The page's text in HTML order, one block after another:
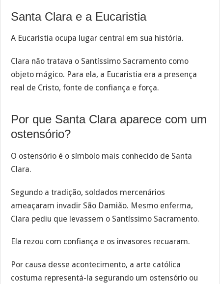
Santa Clara e a Eucaristia
A Eucaristia ocupa lugar central em sua história.
Clara não tratava o Santíssimo Sacramento como
objeto mágico. Para ela, a Eucaristia era a presença
real de Cristo, fonte de confiança e força.
Por que Santa Clara aparece com um
ostensório?
O ostensório é o símbolo mais conhecido de Santa
Clara.
Segundo a tradição, soldados mercenários
ameaçaram invadir São Damião. Mesmo enferma,
Clara pediu que levassem o Santíssimo Sacramento.
Ela rezou com confiança e os invasores recuaram.
Por causa desse acontecimento, a arte católica
costuma representá-la segurando um ostensório ou